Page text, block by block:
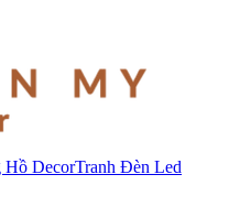
DecorTranh Đèn Led